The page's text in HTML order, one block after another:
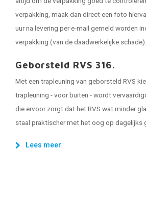
verpakking, maak dan direct een foto
uur na levering per e-mail gemeld worden
verpakking (van de daadwerkelijke schade).
Geborsteld RVS 316.
Met een trapleuning van geborsteld RVS
trapleuning - voor buiten - wordt
die ervoor zorgt dat het RVS wat minder
staal praktischer met het oog op dagelijks
Lees meer